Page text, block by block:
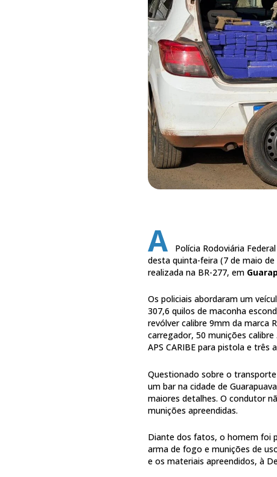
A
Polícia Rodoviária
desta quinta-feira (7 de maio
realizada na BR-277, em
Os policiais abordaram um
307,6 quilos de maconha
revólver calibre 9mm da marca
carregador, 50 munições
APS CARIBE para pistola e três
Questionado sobre o
um bar na cidade de
maiores detalhes. O condutor
munições apreendidas.
Diante dos fatos, o homem foi
arma de fogo e munições de
e os materiais apreendidos, à